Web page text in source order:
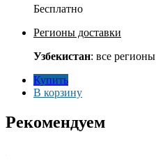
Бесплатно
Регионы доставки
Узбекистан: все регионы
Купить
В корзину
Рекомендуем